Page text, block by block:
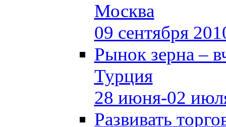
Москва
09 сентября
Рынок зерна –
Турция
28 июня-02
Развивать